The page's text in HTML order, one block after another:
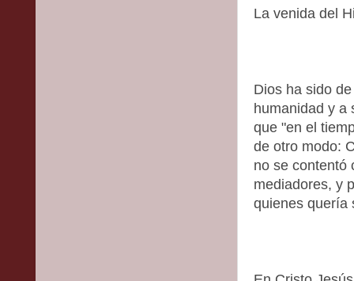
La venida del
Dios ha sido
humanidad y a
que "en el
de otro modo:
no se contentó
mediadores, y
quienes quería